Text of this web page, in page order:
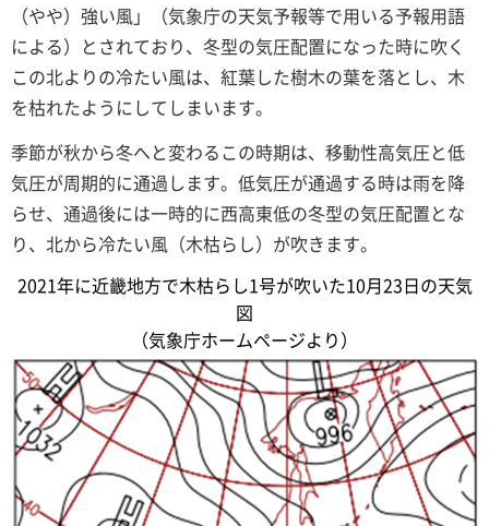
（やや）強い風」（気象庁の天気予報等で用いる予報用語
による）とされており、冬型の気圧配置になった時に吹く
この北よりの冷たい風は、紅葉した樹木の葉を落とし、木
を枯れたようにしてしまいます。
季節が秋から冬へと変わるこの時期は、移動性高気圧と低
気圧が周期的に通過します。低気圧が通過する時は雨を降
らせ、通過後には一時的に西高東低の冬型の気圧配置とな
り、北から冷たい風（木枯らし）が吹きます。
2021年に近畿地方で木枯らし1号が吹いた10月23日の天気
図
（気象庁ホームページより）